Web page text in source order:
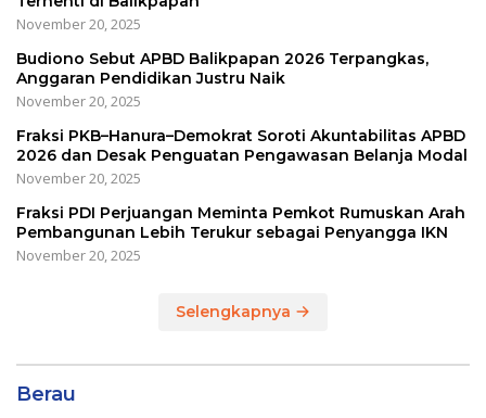
November 20, 2025
Budiono Sebut APBD Balikpapan 2026 Terpangkas,
Anggaran Pendidikan Justru Naik
November 20, 2025
Fraksi PKB–Hanura–Demokrat Soroti Akuntabilitas APBD
2026 dan Desak Penguatan Pengawasan Belanja Modal
November 20, 2025
Fraksi PDI Perjuangan Meminta Pemkot Rumuskan Arah
Pembangunan Lebih Terukur sebagai Penyangga IKN
November 20, 2025
Selengkapnya
Berau